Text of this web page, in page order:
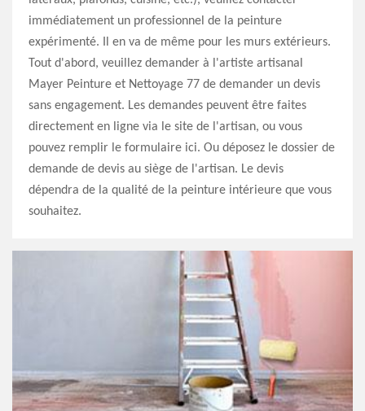
immédiatement un professionnel de la peinture
expérimenté. Il en va de même pour les murs extérieurs.
Tout d'abord, veuillez demander à l'artiste artisanal
Mayer Peinture et Nettoyage 77 de demander un devis
sans engagement. Les demandes peuvent être faites
directement en ligne via le site de l'artisan, ou vous
pouvez remplir le formulaire ici. Ou déposez le dossier de
demande de devis au siège de l'artisan. Le devis
dépendra de la qualité de la peinture intérieure que vous
souhaitez.